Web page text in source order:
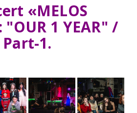
«MELOS
: "OUR 1 YEAR" /
Part-1.